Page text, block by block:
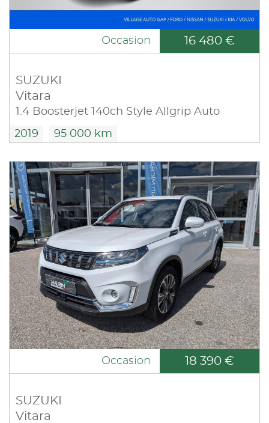
Occasion 16 480 €
SUZUKI
Vitara
1.4 Boosterjet 140ch Style Allgrip Auto
2019 95 000 km
Occasion 18 390 €
SUZUKI
Vitara